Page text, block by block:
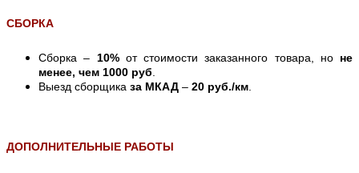
СБОРКА
Сборка – 10%от стоимости заказанного товара, но не
менее, чем 1000 руб
Выезд сборщика за МКАД – 20 руб./км
ДОПОЛНИТЕЛЬНЫЕ РАБОТЫ